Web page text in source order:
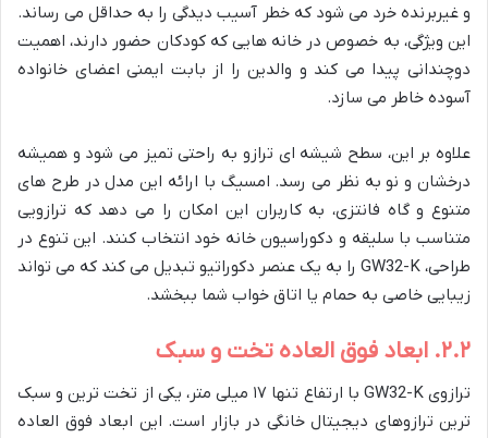
و غیربرنده خرد می شود که خطر آسیب دیدگی را به حداقل می رساند.
این ویژگی، به خصوص در خانه هایی که کودکان حضور دارند، اهمیت
دوچندانی پیدا می کند و والدین را از بابت ایمنی اعضای خانواده
آسوده خاطر می سازد.
علاوه بر این، سطح شیشه ای ترازو به راحتی تمیز می شود و همیشه
درخشان و نو به نظر می رسد. امسیگ با ارائه این مدل در طرح های
متنوع و گاه فانتزی، به کاربران این امکان را می دهد که ترازویی
متناسب با سلیقه و دکوراسیون خانه خود انتخاب کنند. این تنوع در
طراحی، GW32-K را به یک عنصر دکوراتیو تبدیل می کند که می تواند
زیبایی خاصی به حمام یا اتاق خواب شما ببخشد.
۲.۲. ابعاد فوق العاده تخت و سبک
ترازوی GW32-K با ارتفاع تنها ۱۷ میلی متر، یکی از تخت ترین و سبک
ترین ترازوهای دیجیتال خانگی در بازار است. این ابعاد فوق العاده